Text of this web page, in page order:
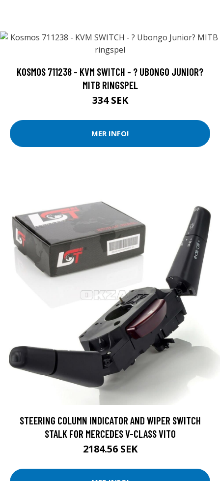
KOSMOS 711238 - KVM SWITCH - ? UBONGO JUNIOR?
MITB RINGSPEL
334 SEK
MER INFO!
STEERING COLUMN INDICATOR AND WIPER SWITCH
STALK FOR MERCEDES V-CLASS VITO
2184.56 SEK